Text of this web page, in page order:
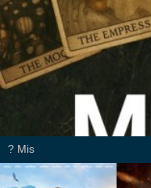
Mis ?